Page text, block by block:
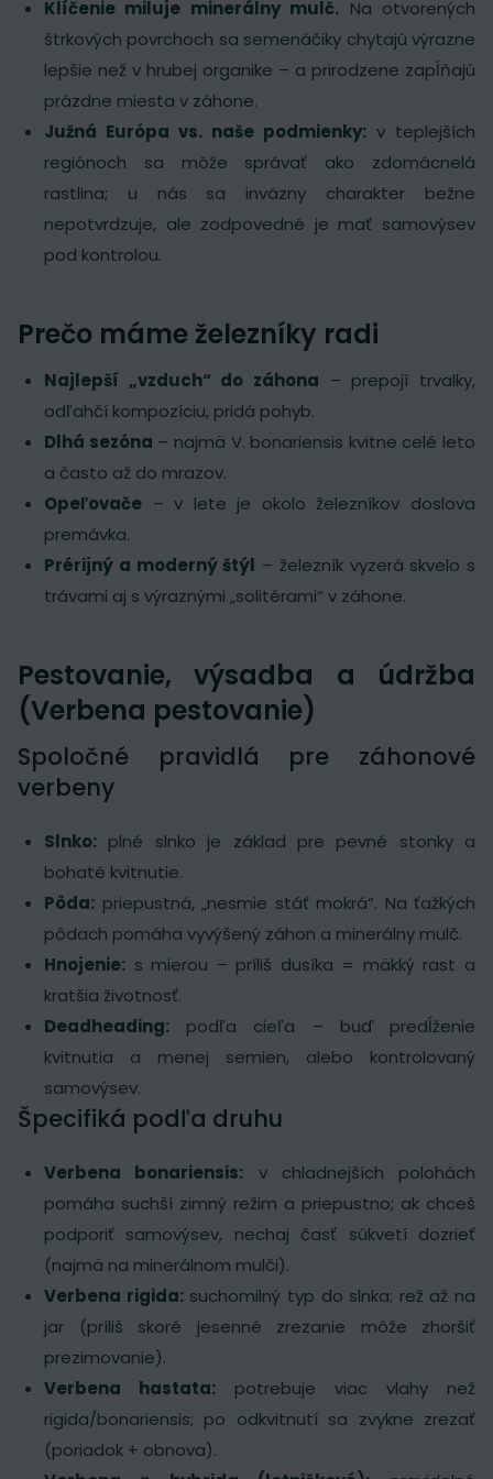
Klíčenie miluje minerálny mulč. Na otvorených
štrkových povrchoch sa semenáčiky chytajú výrazne
lepšie než v hrubej organike – a prirodzene zapĺňajú
prázdne miesta v záhone.
Južná Európa vs. naše podmienky: v teplejších
regiónoch sa môže správať ako zdomácnelá
rastlina; u nás sa invázny charakter bežne
nepotvrdzuje, ale zodpovedné je mať samovýsev
pod kontrolou.
Prečo máme železníky radi
Najlepší „vzduch“ do záhona – prepojí trvalky,
odľahčí kompozíciu, pridá pohyb.
Dlhá sezóna – najmä V. bonariensis kvitne celé leto
a často až do mrazov.
Opeľovače – v lete je okolo železníkov doslova
premávka.
Prérijný a moderný štýl – železník vyzerá skvelo s
trávami aj s výraznými „solitérami“ v záhone.
Pestovanie, výsadba a údržba
(Verbena pestovanie)
Spoločné pravidlá pre záhonové
verbeny
Slnko: plné slnko je základ pre pevné stonky a
bohaté kvitnutie.
Pôda: priepustná, „nesmie stáť mokrá“. Na ťažkých
pôdach pomáha vyvýšený záhon a minerálny mulč.
Hnojenie: s mierou – príliš dusíka = mäkký rast a
kratšia životnosť.
Deadheading: podľa cieľa – buď predĺženie
kvitnutia a menej semien, alebo kontrolovaný
samovýsev.
Špecifiká podľa druhu
Verbena bonariensis: v chladnejších polohách
pomáha suchší zimný režim a priepustno; ak chceš
podporiť samovýsev, nechaj časť súkvetí dozrieť
(najmä na minerálnom mulči).
Verbena rigida:suchomilný typ do slnka; rež až na
jar (príliš skoré jesenné zrezanie môže zhoršiť
prezimovanie).
Verbena hastata: potrebuje viac vlahy než
rigida/bonariensis; po odkvitnutí sa zvykne zrezať
(poriadok + obnova).